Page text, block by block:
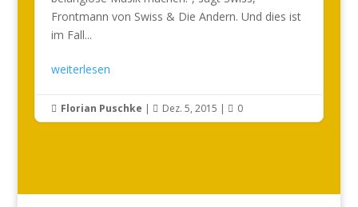
Frontmann von Swiss & Die Andern. Und dies ist
im Fall...
weiterlesen
 Florian Puschke |  Dez. 5, 2015 |  0